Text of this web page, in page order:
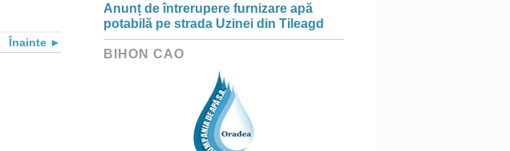
Înainte
Anunț de întrerupere furnizare apă
potabilă pe strada Uzinei din Tileagd
BIHON CAO